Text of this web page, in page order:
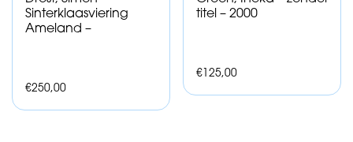
Sinterklaasviering
Ameland –
€250,00
titel – 2000
€ 125,00